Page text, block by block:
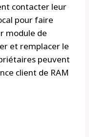
contacter leur
pour faire
module de
et remplacer le
peuvent
client de RAM